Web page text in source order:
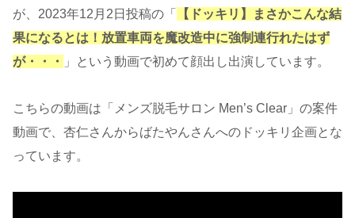
が、2023年12月2日投稿の「
【ドッキリ】まさかこんな結
果になるとは！放置車両を魔改造中に強制連行れたはず
が・・・
」という動画で初めて顔出し出演しています。
こちらの動画は「メンズ脱毛サロン Men’s Clear」の案件
動画で、杏仁さんからばたやんさんへのドッキリ企画とな
っています。